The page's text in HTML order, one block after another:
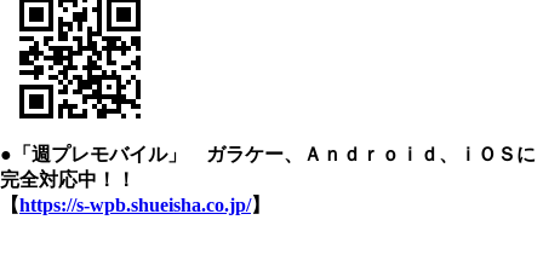
●「週プレモバイル」 ガラケー、Ａｎｄｒｏｉｄ、ｉＯＳに
完全対応中！！
【https://s-wpb.shueisha.co.jp/】